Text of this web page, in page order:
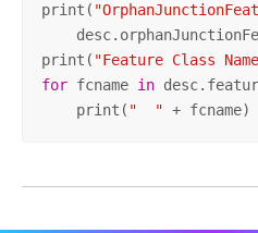
print(
print( "Feature Class
for fcname in
    print(
"  " + fcname)